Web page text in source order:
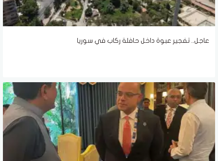
عاجل.. تفجير عبوة داخل حافلة ركاب في سوريا